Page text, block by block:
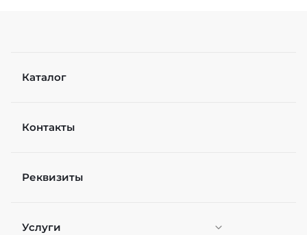
Каталог
Контакты
Реквизиты
Услуги